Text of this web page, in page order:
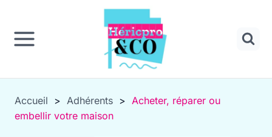
Panneau de gestion des cookies
contenu
Accueil > Adhérents > Acheter, réparer ou
embellir votre maison